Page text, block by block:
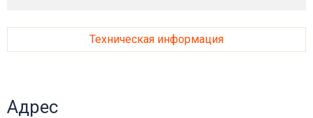
Техническая информация
Адрес